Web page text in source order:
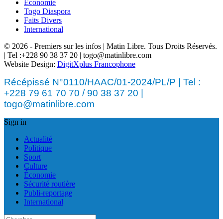
Économie
Togo Diaspora
Faits Divers
International
© 2026 - Premiers sur les infos | Matin Libre. Tous Droits Réservés.
| Tel :+228 90 38 37 20 | togo@matinlibre.com
Website Design: DigitXplus Francophone
Récépissé N°0110/HAAC/01-2024/PL/P | Tel :
+228 79 61 70 70 / 90 38 37 20 |
togo@matinlibre.com
Sign in
Actualité
Politique
Sport
Culture
Économie
Sécurité routière
Publi-reportage
International